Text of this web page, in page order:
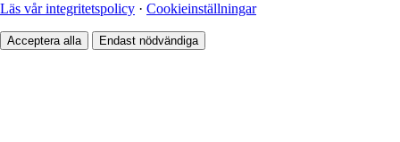
Läs vår integritetspolicy · Cookieinställningar
Acceptera alla Endast nödvändiga